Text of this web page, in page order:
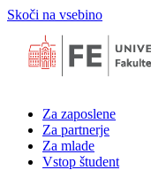
Skoči na vsebino
Za zaposlene
Za partnerje
Za mlade
Vstop študent